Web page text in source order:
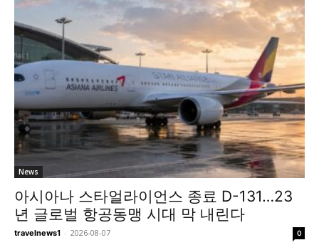
News
아시아나 스타얼라이언스 종료 D-131…23
년 글로벌 항공동맹 시대 막 내린다
travelnews1 - 2026-08-07 0